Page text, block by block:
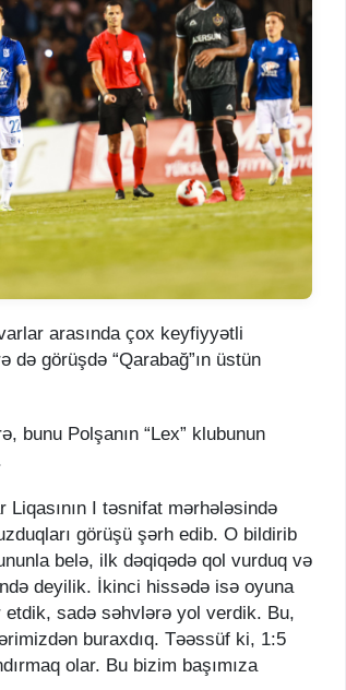
arasında çox keyfiyyətli
də görüşdə “Qarabağ”ın üstün
bunu Polşanın “Lex” klubunun
Liqasının I təsnifat mərhələsində
görüşü şərh edib. O bildirib
belə, ilk dəqiqədə qol vurduq və
deyilik. İkinci hissədə isə oyuna
sadə səhvlərə yol verdik. Bu,
buraxdıq. Təəssüf ki, 1:5
olar. Bu bizim başımıza